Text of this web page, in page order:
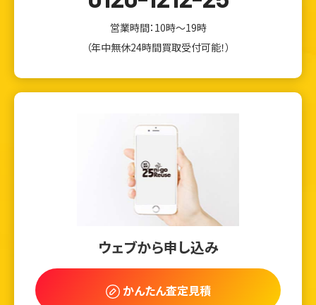
営業時間：10時～19時
（年中無休24時間買取受付可能！）
ウェブから申し込み
かんたん査定見積